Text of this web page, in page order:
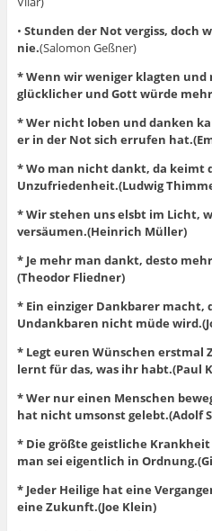
• Stunden der Not vergiss, doch
nie.(Salomon Geßner)
* Wenn wir weniger klagten
glücklicher und Gott würde
* Wer nicht loben und danken
er in der Not sich errufen
* Wo man nicht dankt, da keimt
Unzufriedenheit.(Ludwig
* Wir stehen uns elsbt im Licht,
versäumen.(Heinrich Müller)
* Je mehr man dankt, desto
(Theodor Fliedner)
* Ein einziger Dankbarer macht,
Undankbaren nicht müde
* Legt euren Wünschen erstmal
lernt für das, was ihr habt.(Paul
* Wer nur einen Menschen
hat nicht umsonst gelebt.(Adolf
* Die größte geistliche
man sei eigentlich in
* Jeder Heilige hat eine
eine Zukunft.(Joe Klein)